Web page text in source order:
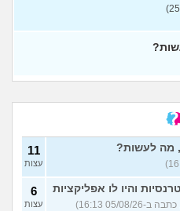
עצות
14
עצות מה לעשות? 11
עצות
והיו לו אפליקציות
6
עצות